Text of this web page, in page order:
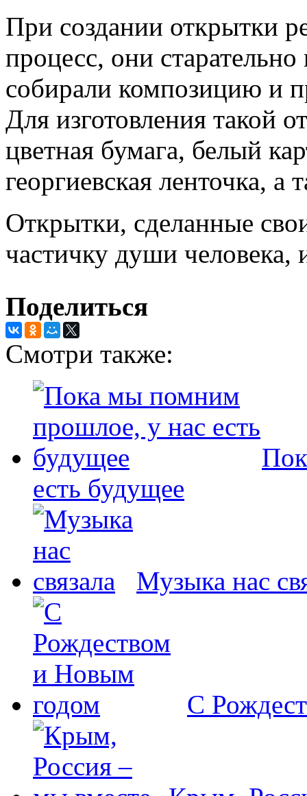
При создании открытки
процесс, они
собирали композицию и
Для изготовления такой
цветная бумага, белый
георгиевская ленточка, а
Открытки, сделанные
частичку души человека,
Поделиться
Смотри также:
есть будущее
Музыка нас
С